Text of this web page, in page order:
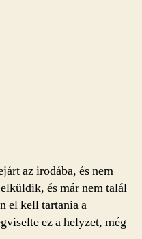
az irodába, és nem
és már nem talál
el kell tartania a
ez a helyzet, még